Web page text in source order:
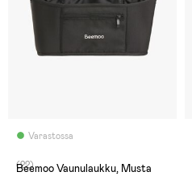
Varastossa
(22)
Beemoo Vaunulaukku, Musta